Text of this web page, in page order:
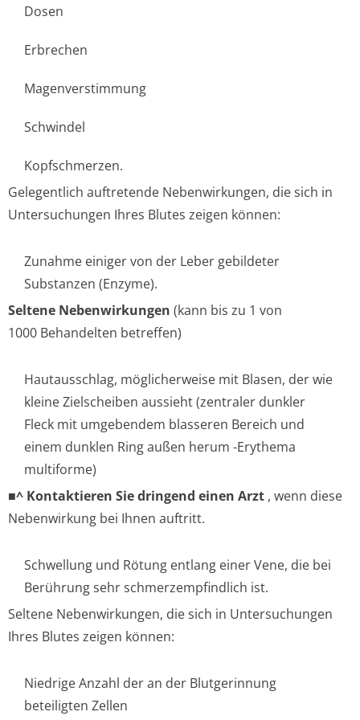
Dosen
Erbrechen
Magenverstimmung
Schwindel
Kopfschmerzen.
Gelegentlich auftretende Nebenwirkungen, die sich in
Untersuchungen Ihres Blutes zeigen können:
Zunahme einiger von der Leber gebildeter
Substanzen (Enzyme).
Seltene Nebenwirkungen (kann bis zu 1 von
1000 Behandelten betreffen)
Hautausschlag, möglicherweise mit Blasen, der wie
kleine Zielscheiben aussieht (zentraler dunkler
Fleck mit umgebendem blasseren Bereich und
einem dunklen Ring außen herum -Erythema
multiforme)
■^ Kontaktieren Sie dringend einen Arzt , wenn diese
Nebenwirkung bei Ihnen auftritt.
Schwellung und Rötung entlang einer Vene, die bei
Berührung sehr schmerzempfin­dlich ist.
Seltene Nebenwirkungen, die sich in Untersuchungen
Ihres Blutes zeigen können:
Niedrige Anzahl der an der Blutgerinnung
beteiligten Zellen